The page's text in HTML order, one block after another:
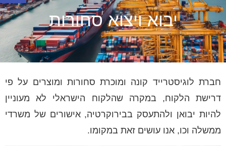
יבוא ויצוא סחורות
חברת לוגיסטרייד קונה ומוכרת סחורות ומוצרים על פי
דרישת הלקוח, במקרה שהלקוח הישראלי לא מעוניין
להיות יבואן ולהתעסק בבירוקרטיה, אישורים של משרדי
ממשלה וכו, אנו עושים זאת במקומו.